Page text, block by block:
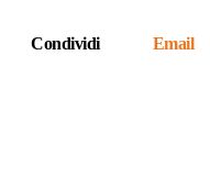
Condividi Email